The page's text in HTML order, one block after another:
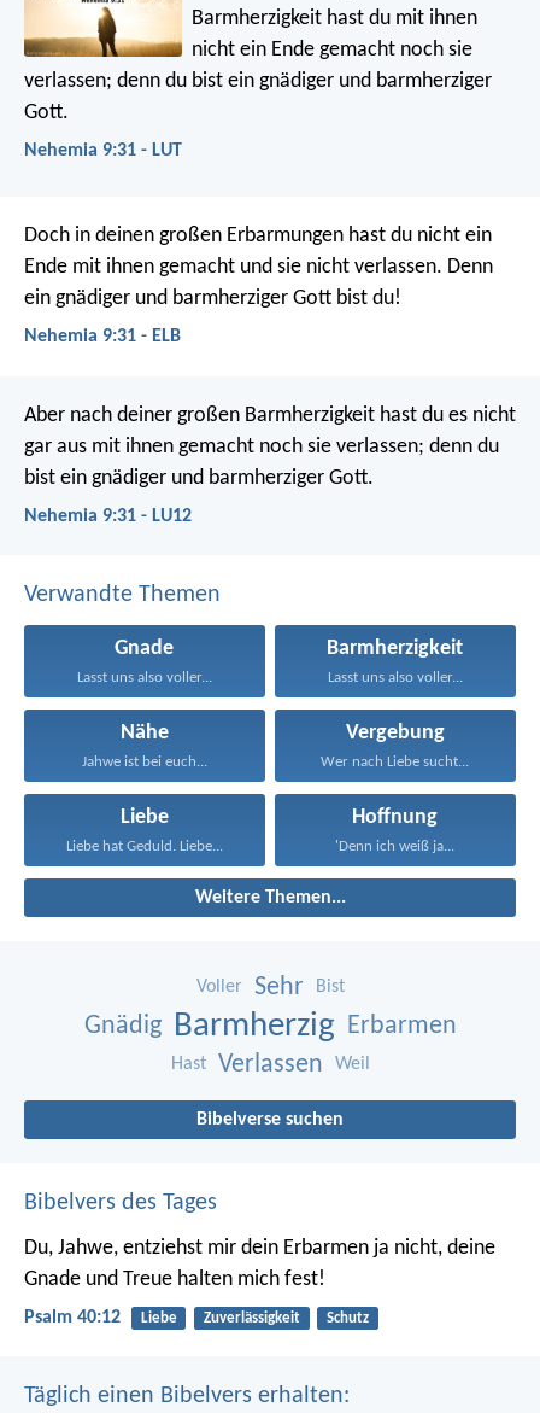
Barmherzigkeit hast du mit ihnen
nicht ein Ende gemacht noch sie
verlassen; denn du bist ein gnädiger und barmherziger
Gott.
Nehemia 9:31 - LUT
Doch in deinen großen Erbarmungen hast du nicht ein
Ende mit ihnen gemacht und sie nicht verlassen. Denn
ein gnädiger und barmherziger Gott bist du!
Nehemia 9:31 - ELB
Aber nach deiner großen Barmherzigkeit hast du es nicht
gar aus mit ihnen gemacht noch sie verlassen; denn du
bist ein gnädiger und barmherziger Gott.
Nehemia 9:31 - LU12
Verwandte Themen
Gnade
Lasst uns also voller...
Barmherzigkeit
Lasst uns also voller...
Nähe
Jahwe ist bei euch...
Vergebung
Wer nach Liebe sucht...
Liebe
Liebe hat Geduld. Liebe...
Hoffnung
'Denn ich weiß ja...
Weitere Themen...
Voller Sehr Bist
Gnädig Barmherzig Erbarmen
Hast Verlassen Weil
Bibelverse suchen
Bibelvers des Tages
Du, Jahwe, entziehst mir dein Erbarmen ja nicht, deine
Gnade und Treue halten mich fest!
Psalm 40:12 Liebe Zuverlässigkeit Schutz
Täglich einen Bibelvers erhalten: